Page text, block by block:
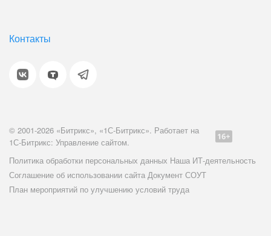
Контакты
© 2001-2026 «Битрикс», «1С-Битрикс». Работает на
1С-Битрикс: Управление сайтом.
Политика обработки персональных данных Наша ИТ-деятельность
Соглашение об использовании сайта Документ СОУТ
План мероприятий по улучшению условий труда